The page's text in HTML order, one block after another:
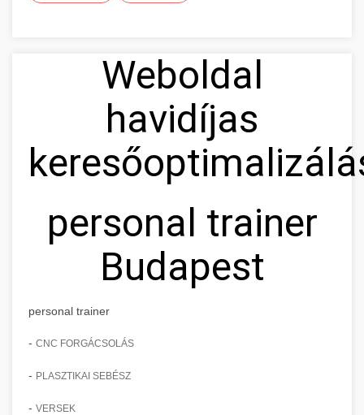
Weboldal
havidíjas
personal trainer
Budapest
personal trainer
- CNC FORGÁCSOLÁS
- PLASZTIKAI SEBÉSZ
- VERSEK